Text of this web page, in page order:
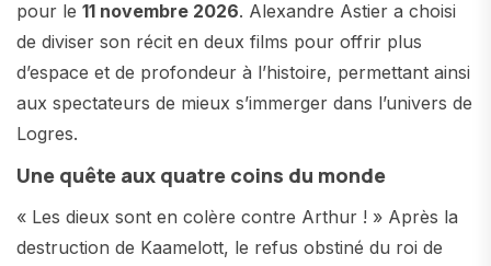
pour le 11 novembre 2026. Alexandre Astier a choisi
de diviser son récit en deux films pour offrir plus
d’espace et de profondeur à l’histoire, permettant ainsi
aux spectateurs de mieux s’immerger dans l’univers de
Logres.
Une quête aux quatre coins du monde
« Les dieux sont en colère contre Arthur ! » Après la
destruction de Kaamelott, le refus obstiné du roi de